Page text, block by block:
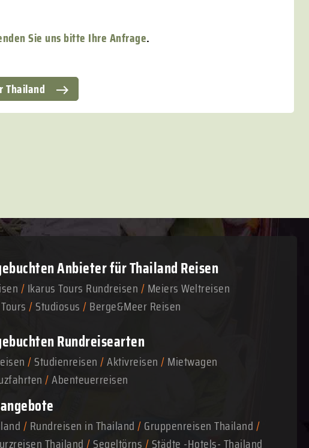
Sie uns bitte Ihre Anfrage.
Thailand
Anbieter für Thailand Reisen
/Ikarus Tours Rundreisen/Meiers Weltreisen
/Studiosus/Berge&Meer Reisen
Rundreisearten
/Studienreisen/Aktivreisen/Mietwagen
/Abenteuerreisen
/Rundreisen in Thailand/Gruppenreisen Thailand/
Thailand/Segeltörns/Städte -Hotels- Thailand